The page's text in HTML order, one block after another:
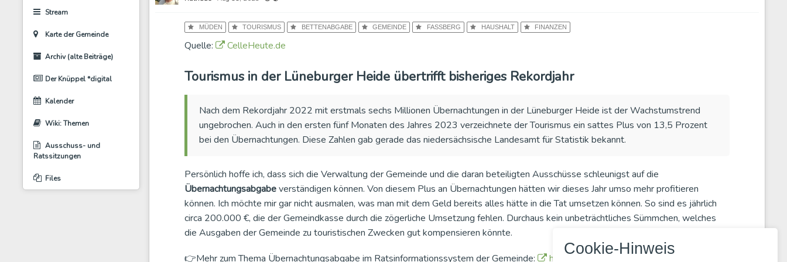
Cookie-Hinweis
Stream
Karte der Gemeinde
Archiv (alte Beiträge)
Der Knüppel *digital
Kalender
Wiki: Themen
Ausschuss- und
Ratssitzungen
Files
MÜDEN TOURISMUS BETTENABGABE GEMEINDE FASSBERG HAUSHALT FINANZEN
Quelle: CelleHeute.de
Tourismus in der Lüneburger Heide übertrifft bisheriges Rekordjahr
Nach dem Rekordjahr 2022 mit erstmals sechs Millionen Übernachtungen in der Lüneburger Heide ist der Wachstumstrend
ungebrochen. Auch in den ersten fünf Monaten des Jahres 2023 verzeichnete der Tourismus ein sattes Plus von 13,5 Prozent
bei den Übernachtungen. Diese Zahlen gab gerade das niedersächsische Landesamt für Statistik bekannt.
Persönlich hoffe ich, dass sich die Verwaltung der Gemeinde und die daran beteiligten Ausschüsse schleunigst auf die
Übernachtungsabgabeverständigen können. Von diesem Plus an Übernachtungen hätten wir dieses Jahr umso mehr profitieren
können. Ich möchte mir gar nicht ausmalen, was man mit dem Geld bereits alles hätte in die Tat umsetzen können. So sind es jährlich
circa 200.000 €, die der Gemeindkasse durch die zögerliche Umsetzung fehlen. Durchaus kein unbeträchtliches Sümmchen, welches
die Ausgaben der Gemeinde zu touristischen Zwecken gut kompensieren könnte.
👉Mehr zum Thema Übernachtungsabgabe im Ratsinformationssystem der Gemeinde: https://www.fassberg.de/...